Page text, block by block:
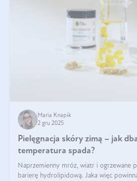
Maria Knapik
2 gru 2025
Pielęgnacja skóry zimą – jak
temperatura spada?
Naprzemienny mróz, wiatr i ogrzewane
barierę hydrolipidową. Jaka więc